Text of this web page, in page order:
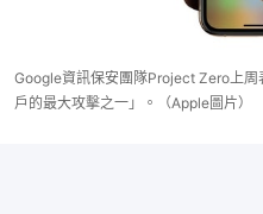
Google資訊保安團隊Project Zero上
戶的最大攻擊之一」。（Apple圖片）